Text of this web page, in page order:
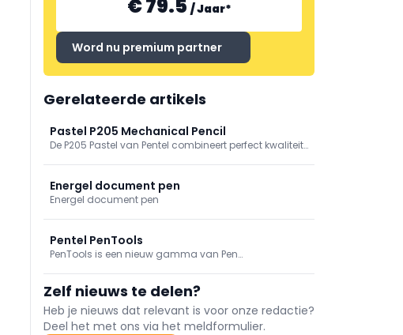
€ 79.5 /Jaar*
Word nu premium partner
Gerelateerde artikels
Pastel P205 Mechanical Pencil
De P205 Pastel van Pentel combineert perfect kwaliteit,
zijn 4 mm vaste punt die uitstekende controle biedt bij
technisch tekenen en ...
Energel document pen
Energel document pen
Pentel PenTools
PenTools is een nieuw gamma van Pen
gebracht onder een nieuwe naam met een duidelijke
onderscheiding van het bestaande gamma gericht
aan een specifieke doelgroep
Zelf nieuws te delen?
Heb je nieuws dat relevant is voor onze redactie?
Deel het met ons via het meldformulier.